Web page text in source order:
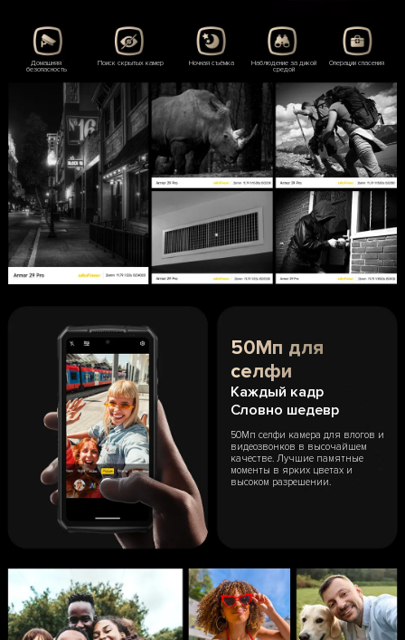
Домашняя
безопасность
Поиск скрытых камер Ночная съёмка Наблюдение за дикой
средой
Операции спасения
50Мп для
селфи
Каждый кадр
Словно шедевр
50Мп селфи камера для влогов и
видеозвонков в высочайшем
качестве. Лучшие памятные
моменты в ярких цветах и
высоком разрешении.